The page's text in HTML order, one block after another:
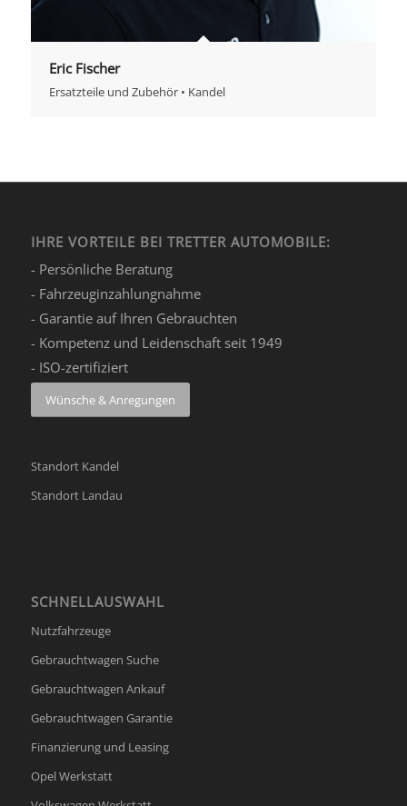
Eric Fischer
Ersatzteile und Zubehör • Kandel
IHRE VORTEILE BEI TRETTER AUTOMOBILE:
- Persönliche Beratung
- Fahrzeuginzahlungnahme
- Garantie auf Ihren Gebrauchten
- Kompetenz und Leidenschaft seit 1949
- ISO-zertifiziert
Wünsche & Anregungen
Standort Kandel
Standort Landau
SCHNELLAUSWAHL
Nutzfahrzeuge
Gebrauchtwagen Suche
Gebrauchtwagen Ankauf
Gebrauchtwagen Garantie
Finanzierung und Leasing
Opel Werkstatt